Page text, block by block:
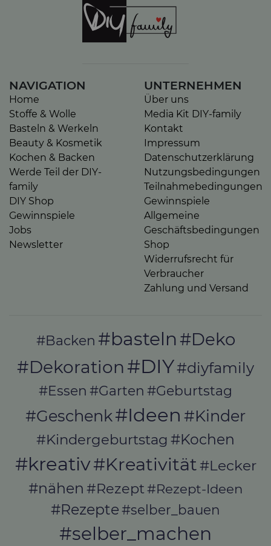
NAVIGATION
Home
Stoffe & Wolle
Basteln & Werkeln
Beauty & Kosmetik
Kochen & Backen
Werde Teil der DIY-
family
DIY Shop
Gewinnspiele
Jobs
Newsletter
UNTERNEHMEN
Über uns
Media Kit DIY-family
Kontakt
Impressum
Datenschutzerklärung
Nutzungsbedingungen
Teilnahmebedingungen
Gewinnspiele
Allgemeine
Geschäftsbedingungen
Shop
Widerrufsrecht für
Verbraucher
Zahlung und Versand
#Backen #basteln #Deko
#Dekoration #DIY#diyfamily
#Essen #Garten #Geburtstag
#Geschenk#Ideen #Kinder
#Kindergeburtstag #Kochen
#kreativ#Kreativität#Lecker
#nähen #Rezept#Rezept-Ideen
#Rezepte#selber_bauen
#selber_machen